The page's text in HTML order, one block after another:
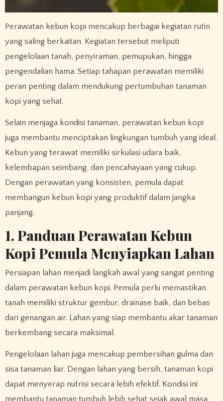
Perawatan kebun kopi mencakup berbagai kegiatan rutin
yang saling berkaitan. Kegiatan tersebut meliputi
pengelolaan tanah, penyiraman, pemupukan, hingga
pengendalian hama. Setiap tahapan perawatan memiliki
peran penting dalam mendukung pertumbuhan tanaman
kopi yang sehat.
Selain menjaga kondisi tanaman, perawatan kebun kopi
juga membantu menciptakan lingkungan tumbuh yang ideal.
Kebun yang terawat memiliki sirkulasi udara baik,
kelembapan seimbang, dan pencahayaan yang cukup.
Dengan perawatan yang konsisten, pemula dapat
membangun kebun kopi yang produktif dalam jangka
panjang.
1. Panduan Perawatan Kebun
Kopi Pemula Menyiapkan Lahan
Persiapan lahan menjadi langkah awal yang sangat penting
dalam perawatan kebun kopi. Pemula perlu memastikan
tanah memiliki struktur gembur, drainase baik, dan bebas
dari genangan air. Lahan yang siap membantu akar tanaman
berkembang secara maksimal.
Pengelolaan lahan juga mencakup pembersihan gulma dan
sisa tanaman liar. Dengan lahan yang bersih, tanaman kopi
dapat menyerap nutrisi secara lebih efektif. Kondisi ini
membantu tanaman tumbuh lebih sehat sejak awal masa